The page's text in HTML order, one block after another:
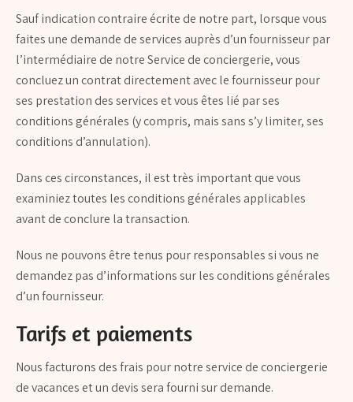
Sauf indication contraire écrite de notre part, lorsque vous
faites une demande de services auprès d’un fournisseur par
l’intermédiaire de notre Service de conciergerie, vous
concluez un contrat directement avec le fournisseur pour
ses prestation des services et vous êtes lié par ses
conditions générales (y compris, mais sans s’y limiter, ses
conditions d’annulation).
Dans ces circonstances, il est très important que vous
examiniez toutes les conditions générales applicables
avant de conclure la transaction.
Nous ne pouvons être tenus pour responsables si vous ne
demandez pas d’informations sur les conditions générales
d’un fournisseur.
Tarifs et paiements
Nous facturons des frais pour notre service de conciergerie
de vacances et un devis sera fourni sur demande.